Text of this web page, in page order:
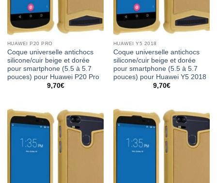
HUAWEI P20 PRO
Coque universelle antichocs
silicone/cuir beige et dorée
pour smartphone (5.5 à 5.7
pouces) pour Huawei P20 Pro
9,70€
HUAWEI Y5 2018
Coque universelle antichocs
silicone/cuir beige et dorée
pour smartphone (5.5 à 5.7
pouces) pour Huawei Y5 2018
9,70€